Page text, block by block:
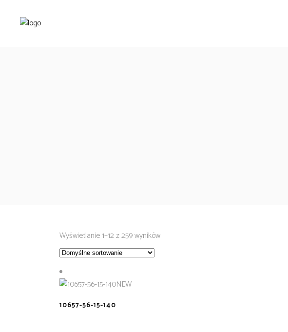
Wyświetlanie 1–12 z 259 wyników
NEW
10657-56-15-140